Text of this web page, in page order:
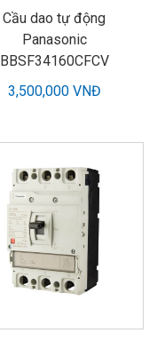
Cầu dao tự động
Panasonic
BBSF34160CFCV
3,500,000 VNĐ